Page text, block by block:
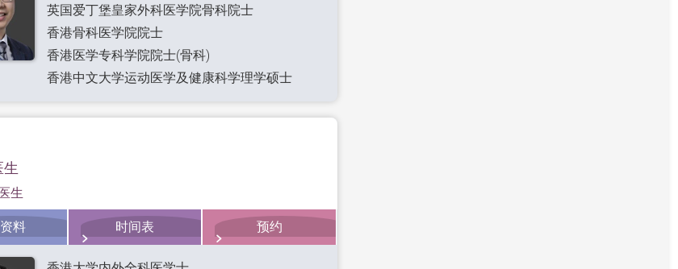
英国爱丁堡皇家外科医学院骨科院士
香港骨科医学院院士
香港医学专科学院院士(骨科)
香港中文大学运动医学及健康科学理学硕士
生
料 时间表 预约